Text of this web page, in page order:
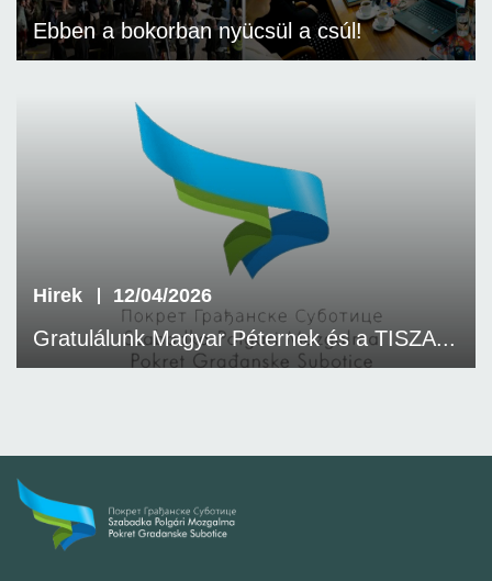
Ebben a bokorban nyücsül a csúl!
Hirek 12/04/2026
Gratulálunk Magyar Péternek és a TISZA...